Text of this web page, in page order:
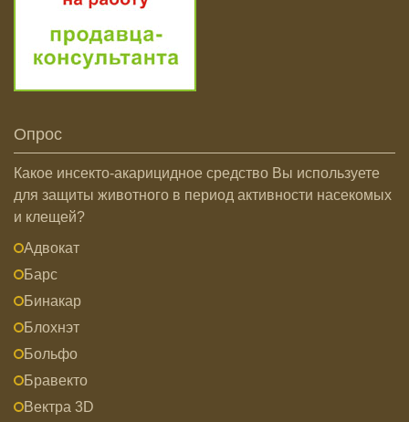
Опрос
Какое инсекто-акарицидное средство Вы используете
для защиты животного в период активности насекомых
и клещей?
Адвокат
Барс
Бинакар
Блохнэт
Больфо
Бравекто
Вектра 3D